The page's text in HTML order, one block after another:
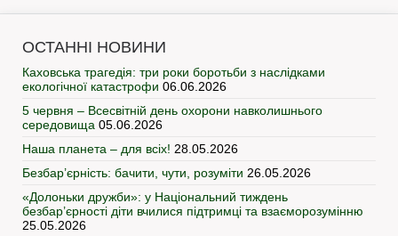
ОСТАННІ НОВИНИ
Каховська трагедія: три роки боротьби з наслідками
екологічної катастрофи 06.06.2026
5 червня – Всесвітній день охорони навколишнього
середовища 05.06.2026
Наша планета – для всіх! 28.05.2026
Безбар’єрність: бачити, чути, розуміти 26.05.2026
«Долоньки дружби»: у Національний тиждень
безбар’єрності діти вчилися підтримці та взаєморозумінню
25.05.2026